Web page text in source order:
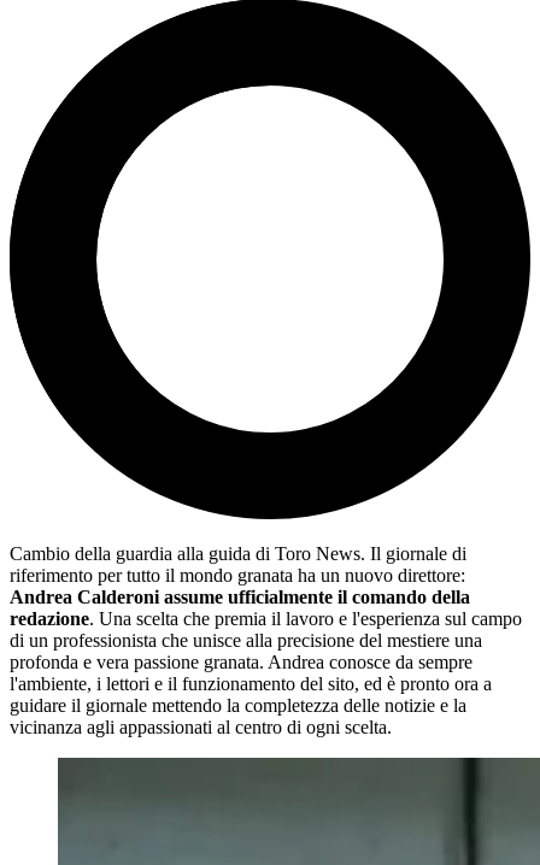
Cambio della guardia alla guida di Toro News. Il giornale di
riferimento per tutto il mondo granata ha un nuovo direttore:
Andrea Calderoni assume ufficialmente il comando della
redazione. Una scelta che premia il lavoro e l'esperienza sul campo
di un professionista che unisce alla precisione del mestiere una
profonda e vera passione granata. Andrea conosce da sempre
l'ambiente, i lettori e il funzionamento del sito, ed è pronto ora a
guidare il giornale mettendo la completezza delle notizie e la
vicinanza agli appassionati al centro di ogni scelta.